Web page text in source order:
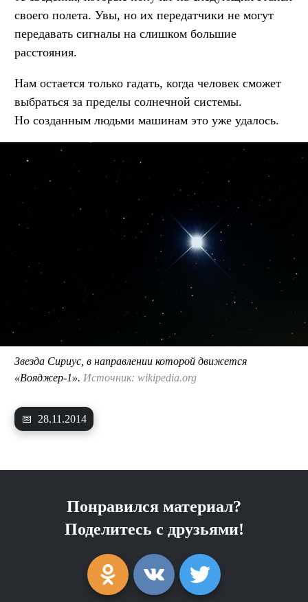
своего полета. Увы, но их передатчики не могут
передавать сигналы на слишком большие
расстояния.
Нам остается только гадать, когда человек сможет
выбраться за пределы солнечной системы.
Но созданным людьми машинам это уже удалось.
Звезда Сириус, в направлении которой движется
«Вояджер-1». Источник: wikipedia.org
📅 28.11.2014
Понравился материал?
Поделитесь с друзьями!